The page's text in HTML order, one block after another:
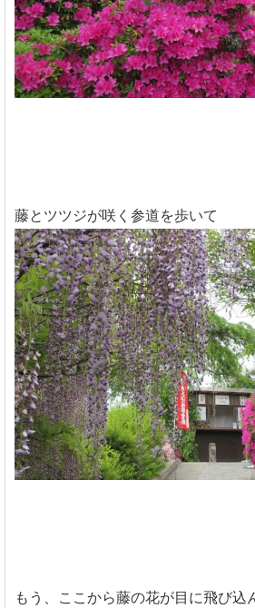
藤とツツジが咲く参道を歩いて
もう、ここから藤の花が目に飛び込